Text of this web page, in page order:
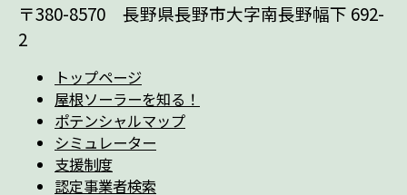
〒380-8570 長野県長野市大字南長野幅下 692-
2
トップページ
屋根ソーラーを知る！
ポテンシャルマップ
シミュレーター
支援制度
認定事業者検索